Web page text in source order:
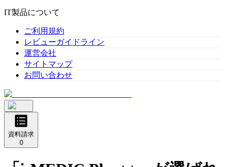
IT製品について
ご利用規約
レビューガイドライン
運営会社
サイトマップ
お問い合わせ
資料請求
0